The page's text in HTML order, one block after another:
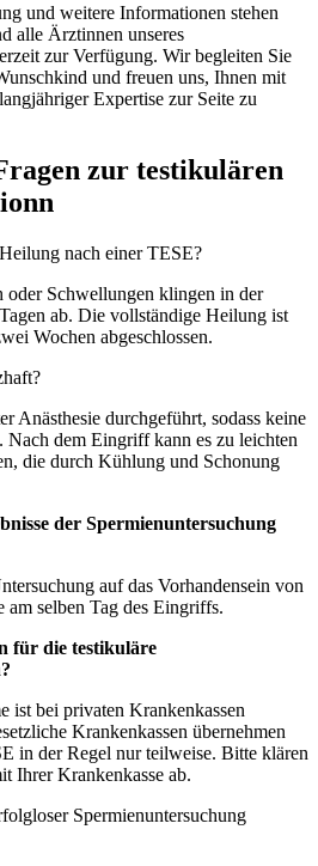
und weitere Informationen stehen
alle Ärztinnen unseres
zur Verfügung. Wir begleiten Sie
und freuen uns, Ihnen mit
Expertise zur Seite zu
zur testikulären
nach einer TESE?
oder Schwellungen klingen in der
ab. Die vollständige Heilung ist
Wochen abgeschlossen.
Anästhesie durchgeführt, sodass keine
Nach dem Eingriff kann es zu leichten
die durch Kühlung und Schonung
der Spermienuntersuchung
auf das Vorhandensein von
am selben Tag des Eingriffs.
für die testikuläre
ist bei privaten Krankenkassen
Krankenkassen übernehmen
in der Regel nur teilweise. Bitte klären
Ihrer Krankenkasse ab.
Spermienuntersuchung